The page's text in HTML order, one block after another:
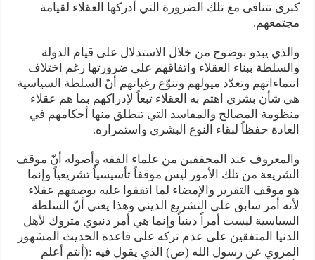
كبرى تتنافى مع تلك الضرورة التي أدركها العقلاء لقيامة
مجتمعهم.
والذي يبدو بوضوح من خلال الاستدلال على قيام الدولة
والسلطة ببناء العقلاء واتفاقهم على ضرورتها رغم اختلاف
انتماءاتهم وتعدّد ميولهم وتنوّع رغباتهم أنّ السلطة السياسية
هي شأن بشري اهتم به العقلاء تبعاً لإدراكهم بما هم عقلاء
منظومة المصالح والمفاسد التي تنطلق منها أحكامهم في
العادة حفظاً لبقاء النوع البشري واستمراره.
والمعروف عند المحققين من علماء الفقه وأصوله أنّ موقف
الشريعة من تلك الأمور ليس موقفاً تأسيسياً تشريعياً وإنما
هو موقف التقرير والإمضاء لما اتفقوا عليه بوصفهم عقلاء
لأنه أمر سابق على التشريع الديني وهذا يعني أنّ السلطة
السياسية ليست أمراً دينياً وإنما هي أمر دنيوي متروك لأهل
الدنيا المتفقين على عدم تركه على قاعدة الحديث المشهور
المروي عن رسول الله (ص) الذي يقول فيه :(أنتم أعلم